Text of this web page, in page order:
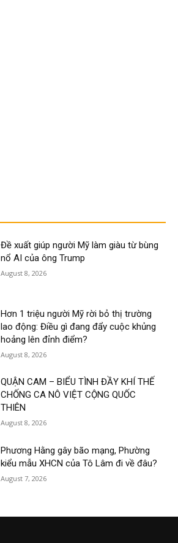
Đề xuất giúp người Mỹ làm giàu từ bùng
nổ AI của ông Trump
August 8, 2026
Hơn 1 triệu người Mỹ rời bỏ thị trường
lao động: Điều gì đang đẩy cuộc khủng
hoảng lên đỉnh điểm?
August 8, 2026
QUẬN CAM – BIỂU TÌNH ĐẦY KHÍ THẾ
CHỐNG CA NÔ VIỆT CỘNG QUỐC
THIÊN
August 8, 2026
Phương Hằng gây bão mạng, Phường
kiểu mẫu XHCN của Tô Lâm đi về đâu?
August 7, 2026